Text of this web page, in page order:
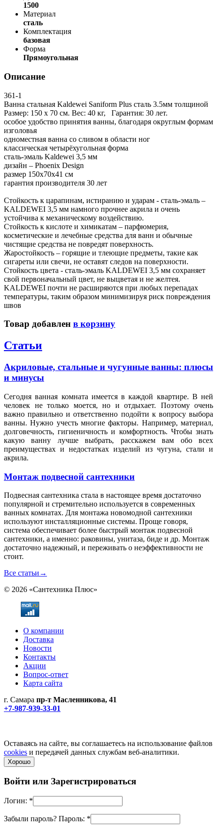
1500
Материал
сталь
Комплектация
базовая
Форма
Прямоугольная
Описание
361-1
Ванна стальная Kaldewei Saniform Plus сталь 3.5мм толщиной
Размер: 150 х 70 см. Вес: 40 кг, Гарантия: 30 лет.
особое удобство принятия ванны, благодаря округлым формам
изголовья
одноместная ванна со сливом в области ног
классическая четырёхугольная форма
сталь-эмаль Kaldewei 3,5 мм
дизайн – Phoenix Design
размер 150x70x41 см
гарантия производителя 30 лет
Стойкость к царапинам, истиранию и ударам - сталь-эмаль –
KALDEWEI 3,5 мм намного прочнее акрила и очень
устойчива к механическому воздействию.
Стойкость к кислоте и химикатам – парфюмерия,
косметические и лечебные средства для ванн и обычные
чистящие средства не повредят поверхность.
Жаростойкость – горящие и тлеющие предметы, такие как
сигареты или свечи, не оставят следов на поверхности.
Стойкость цвета - сталь-эмаль KALDEWEI 3,5 мм сохраняет
свой первоначальный цвет, не выцветая и не желтея.
KALDEWEI почти не расширяются при любых перепадах
температуры, таким образом минимизируя риск повреждения
швов
Товар добавлен в корзину
Статьи
Акриловые, стальные и чугунные ванны: плюсы
и минусы
Сегодня ванная комната имеется в каждой квартире. В ней
человек не только моется, но и отдыхает. Поэтому очень
важно правильно и ответственно подойти к вопросу выбора
ванны. Нужно учесть многие факторы. Например, материал,
долговечность, гигиеничность и комфортность. Чтобы знать
какую ванну лучше выбрать, расскажем вам обо всех
преимуществах и недостатках изделий из чугуна, стали и
акрила.
Монтаж подвесной сантехники
Подвесная сантехника стала в настоящее время достаточно
популярной и стремительно используется в современных
ванных комнатах. Для монтажа новомодной сантехники
используют инсталляционные системы. Проще говоря,
система обеспечивает более быстрый монтаж подвесной
сантехники, а именно: раковины, унитаза, биде и др. Монтаж
достаточно надежный, и переживать о неэффективности не
стоит.
Все статьи →
© 2026 «Сантехника Плюс»
О компании
Доставка
Новости
Контакты
Акции
Вопрос-ответ
Карта сайта
г. Самара пр-т Масленникова, 41
+7-987-939-33-01
Оставаясь на сайте, вы соглашаетесь на использование файлов
cookies и передачей данных службам веб-аналитики.
Хорошо
Войти или Зарегистрироваться
Логин: *
Забыли пароль? Пароль: *